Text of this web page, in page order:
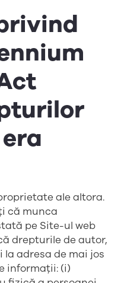
ale altora.
că munca
pe Site-ul web
drepturile de autor,
adresa de mai jos
informații: (i)